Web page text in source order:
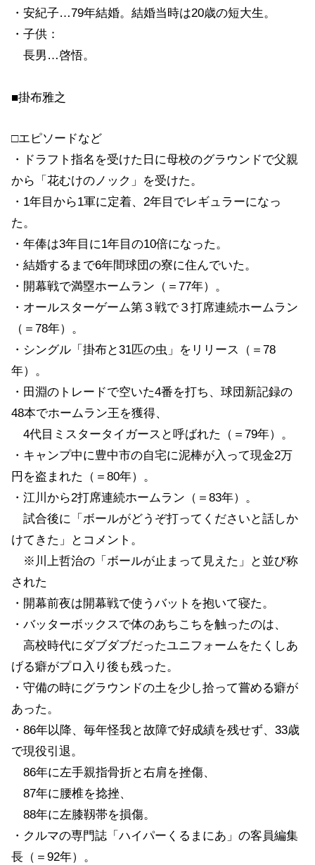
・安紀子…79年結婚。結婚当時は20歳の短大生。
・子供：
長男…啓悟。
■掛布雅之
□エピソードなど
・ドラフト指名を受けた日に母校のグラウンドで父親
から「花むけのノック」を受けた。
・1年目から1軍に定着、2年目でレギュラーになっ
た。
・年俸は3年目に1年目の10倍になった。
・結婚するまで6年間球団の寮に住んでいた。
・開幕戦で満塁ホームラン（＝77年）。
・オールスターゲーム第３戦で３打席連続ホームラン
（＝78年）。
・シングル「掛布と31匹の虫」をリリース（＝78
年）。
・田淵のトレードで空いた4番を打ち、球団新記録の
48本でホームラン王を獲得、
4代目ミスタータイガースと呼ばれた（＝79年）。
・キャンプ中に豊中市の自宅に泥棒が入って現金2万
円を盗まれた（＝80年）。
・江川から2打席連続ホームラン（＝83年）。
試合後に「ボールがどうぞ打ってくださいと話しか
けてきた」とコメント。
※川上哲治の「ボールが止まって見えた」と並び称
された
・開幕前夜は開幕戦で使うバットを抱いて寝た。
・バッターボックスで体のあちこちを触ったのは、
高校時代にダブダブだったユニフォームをたくしあ
げる癖がプロ入り後も残った。
・守備の時にグラウンドの土を少し拾って嘗める癖が
あった。
・86年以降、毎年怪我と故障で好成績を残せず、33歳
で現役引退。
86年に左手親指骨折と右肩を挫傷、
87年に腰椎を捻挫、
88年に左膝靱帯を損傷。
・クルマの専門誌「ハイパーくるまにあ」の客員編集
長（＝92年）。